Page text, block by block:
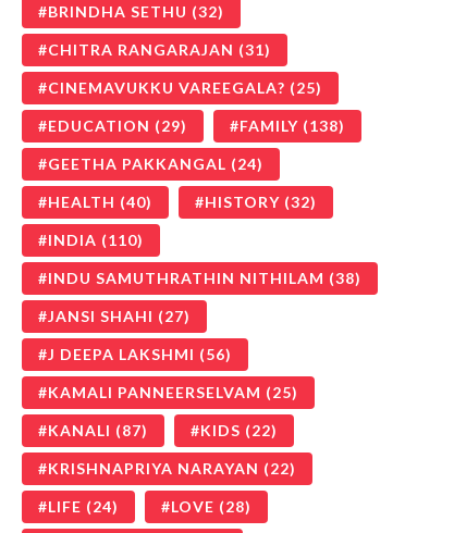
BRINDHA SETHU (32)
CHITRA RANGARAJAN (31)
CINEMAVUKKU VAREEGALA? (25)
EDUCATION (29) FAMILY (138)
GEETHA PAKKANGAL (24)
HEALTH (40) HISTORY (32)
INDIA (110)
INDU SAMUTHRATHIN NITHILAM (38)
JANSI SHAHI (27)
J DEEPA LAKSHMI (56)
KAMALI PANNEERSELVAM (25)
KANALI (87) KIDS (22)
KRISHNAPRIYA NARAYAN (22)
LIFE (24) LOVE (28)